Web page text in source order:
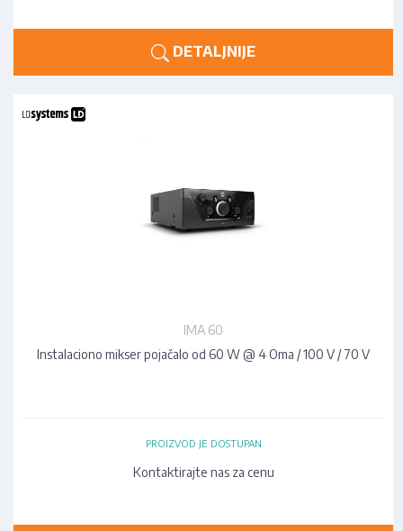
DETALJNIJE
IMA 60
Instalaciono mikser pojačalo od 60 W @ 4 Oma / 100 V / 70 V
PROIZVOD JE DOSTUPAN
Kontaktirajte nas za cenu